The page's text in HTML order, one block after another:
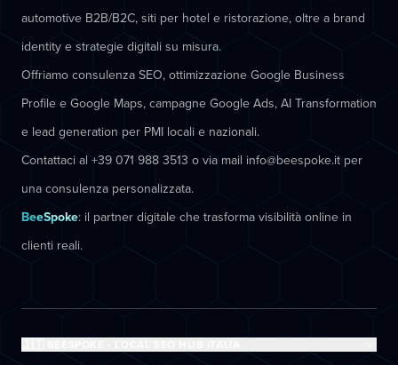
automotive B2B/B2C, siti per hotel e ristorazione, oltre a brand
identity e strategie digitali su misura.
Offriamo consulenza SEO, ottimizzazione Google Business
Profile e Google Maps, campagne Google Ads, AI Transformation
e lead generation per PMI locali e nazionali.
Contattaci al +39 071 988 3513 o via mail info@beespoke.it per
una consulenza personalizzata.
BeeSpoke: il partner digitale che trasforma visibilità online in
clienti reali.